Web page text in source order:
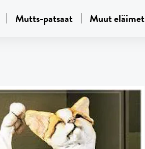
Mutts-patsaat Muut eläimet